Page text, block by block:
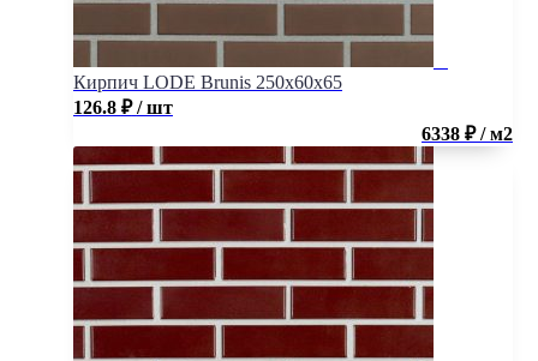
Кирпич LODE Brunis 250x60x65
126.8 ₽ / шт
6338 ₽ / м2